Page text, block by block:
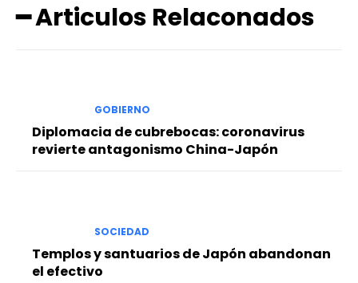
━ Articulos Relaconados
GOBIERNO
Diplomacia de cubrebocas: coronavirus
revierte antagonismo China-Japón
SOCIEDAD
Templos y santuarios de Japón abandonan
el efectivo